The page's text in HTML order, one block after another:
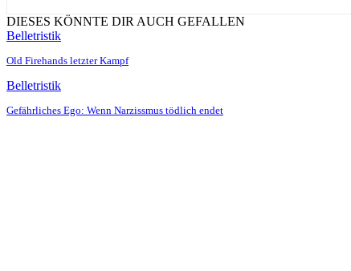
DIESES KÖNNTE DIR AUCH GEFALLEN
Belletristik
Old Firehands letzter Kampf
Belletristik
Gefährliches Ego: Wenn Narzissmus tödlich endet